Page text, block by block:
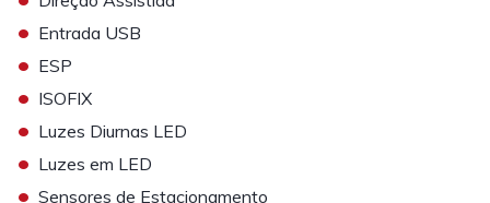
• Entrada USB
• ESP
• ISOFIX
• Luzes Diurnas LED
• Luzes em LED
• Sensores de Estacionamento